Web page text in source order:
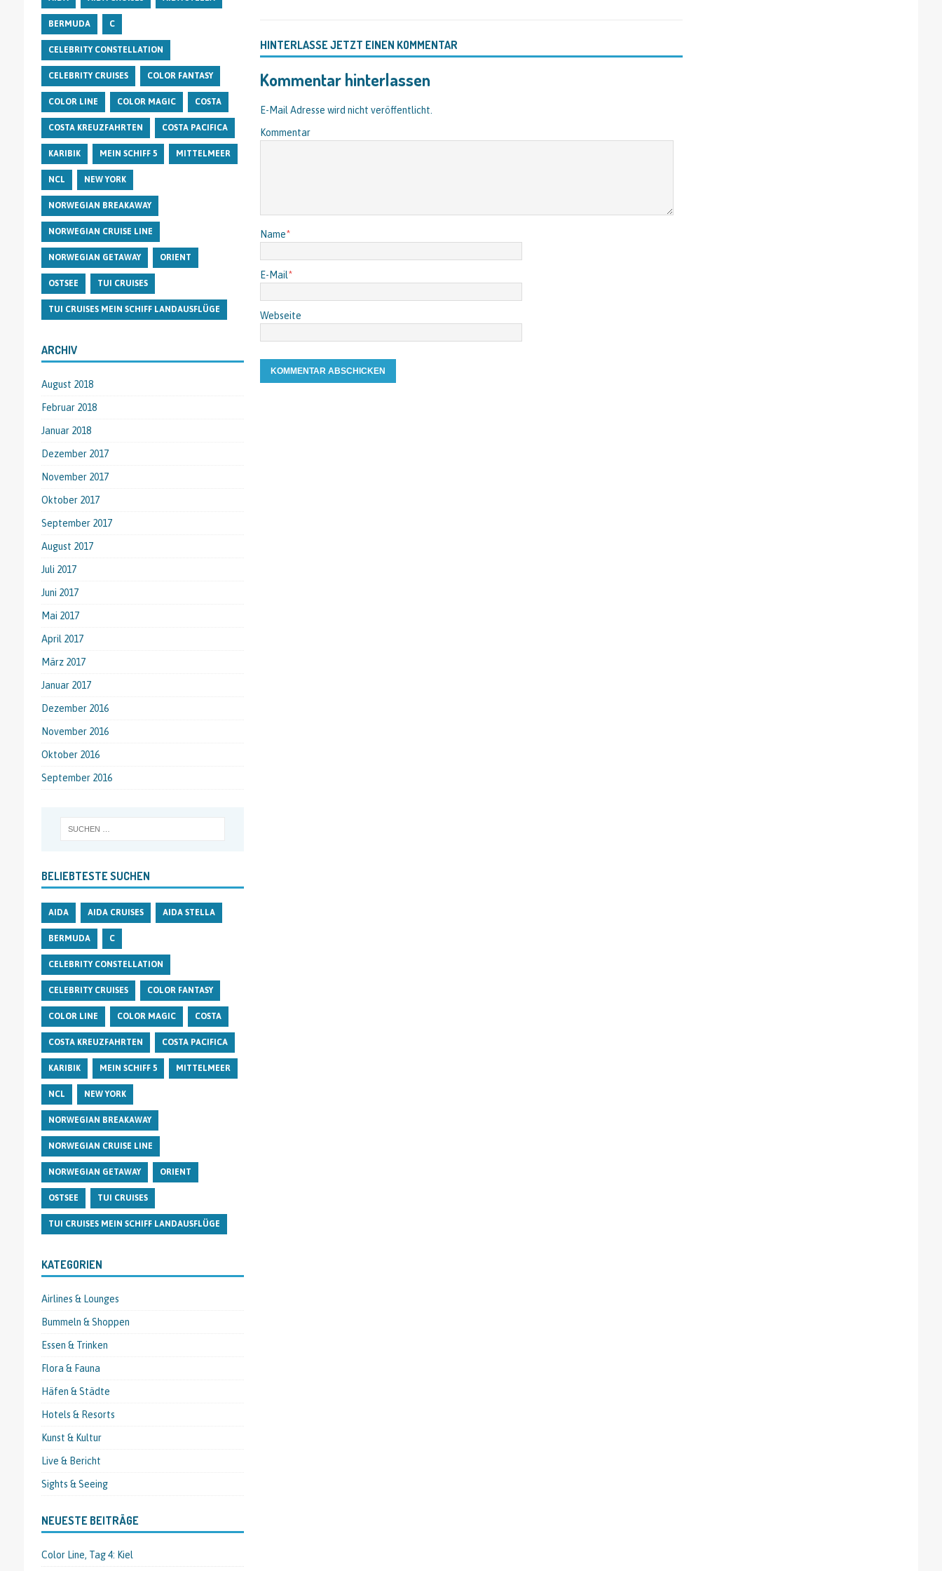
HINTERLASSE JETZT EINEN KOMMENTAR
Kommentar hinterlassen
E-Mail Adresse wird nicht veröffentlicht.
Kommentar
Name*
E-Mail*
Webseite
BERMUDA C
CELEBRITY CONSTELLATION
CELEBRITY CRUISES COLOR FANTASY
COLOR LINE COLOR MAGIC COSTA
COSTA KREUZFAHRTEN COSTA PACIFICA
KARIBIK MEIN SCHIFF 5 MITTELMEER
NCL NEW YORK
NORWEGIAN BREAKAWAY
NORWEGIAN CRUISE LINE
NORWEGIAN GETAWAY ORIENT
OSTSEE TUI CRUISES
TUI CRUISES MEIN SCHIFF LANDAUSFLÜGE
ARCHIV
August 2018
Februar 2018
Januar 2018
Dezember 2017
November 2017
Oktober 2017
September 2017
August 2017
Juli 2017
Juni 2017
Mai 2017
April 2017
März 2017
Januar 2017
Dezember 2016
November 2016
Oktober 2016
September 2016
BELIEBTESTE SUCHEN
AIDA AIDA CRUISES AIDA STELLA
BERMUDA C
CELEBRITY CONSTELLATION
CELEBRITY CRUISES COLOR FANTASY
COLOR LINE COLOR MAGIC COSTA
COSTA KREUZFAHRTEN COSTA PACIFICA
KARIBIK MEIN SCHIFF 5 MITTELMEER
NCL NEW YORK
NORWEGIAN BREAKAWAY
NORWEGIAN CRUISE LINE
NORWEGIAN GETAWAY ORIENT
OSTSEE TUI CRUISES
TUI CRUISES MEIN SCHIFF LANDAUSFLÜGE
KATEGORIEN
Airlines & Lounges
Bummeln & Shoppen
Essen & Trinken
Flora & Fauna
Häfen & Städte
Hotels & Resorts
Kunst & Kultur
Live & Bericht
Sights & Seeing
NEUESTE BEITRÄGE
Color Line, Tag 4: Kiel